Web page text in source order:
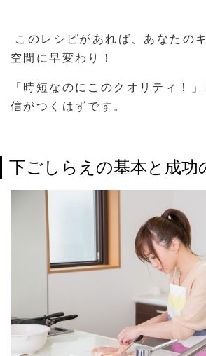
このレシピがあれば、あなたの
空間に早変わり！
「時短なのにこのクオリティ！
信がつくはずです。
下ごしらえの基本と成功